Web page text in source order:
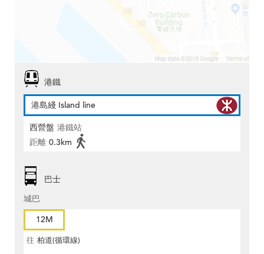
港鐵
港島綫 Island line
西營盤 港鐵站
距離 0.3km
巴士
城巴
12M
往 柏道(循環線)